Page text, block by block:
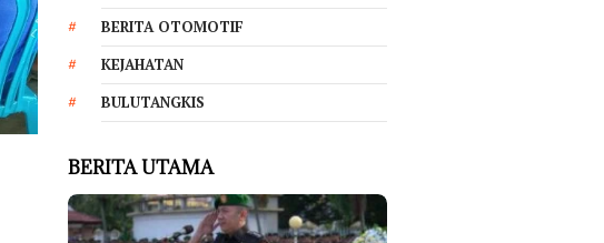
BERITA OTOMOTIF
KEJAHATAN
BULUTANGKIS
BERITA UTAMA